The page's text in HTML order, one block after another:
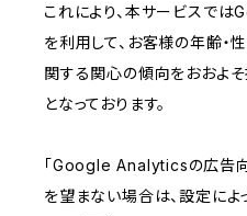
これにより、本サービスで
を利用して、お客様の年齢・
関する関心の傾向をおおよ
となっております。
「Google Analyticsの広告
を望まない場合は、設定によ